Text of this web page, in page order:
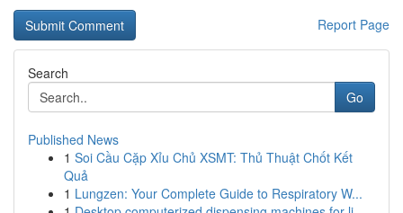
Report Page
Search
Go
Published News
1 Soi Cầu Cặp Xỉu Chủ XSMT: Thủ Thuật Chốt Kết
Quả
1 Lungzen: Your Complete Guide to Respiratory W...